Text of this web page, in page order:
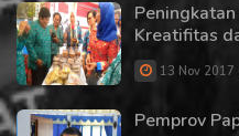
Kreatifitas
13 Nov 2017
Pemprov